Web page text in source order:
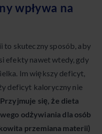
wpływa na
to skuteczny sposób, aby
efekty nawet wtedy, gdy
Im większy deficyt,
deficyt kaloryczny nie
Przyjmuje się, że dieta
odżywiania dla osób
przemiana materii)